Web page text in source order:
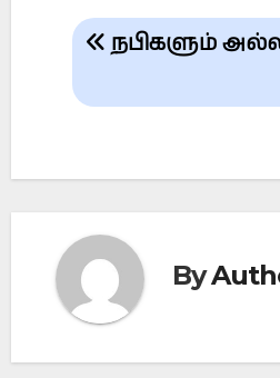
Post
navigation
நபிகளும்
By